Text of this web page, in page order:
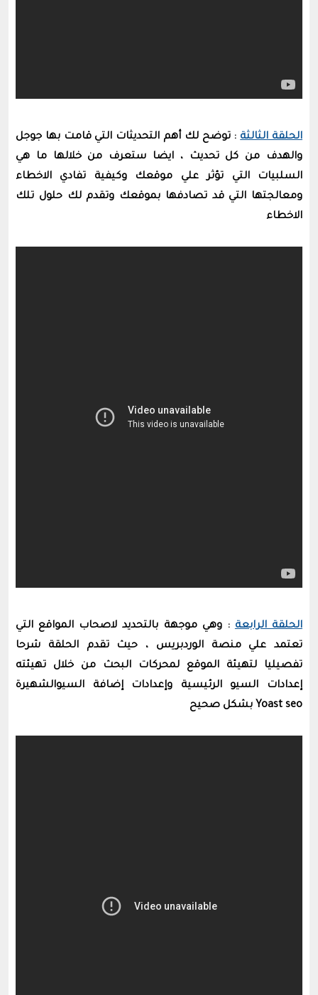
الحلقة الثالثة: توضح لك أهم التحديثات التي قامت بها جوجل
والهدف من كل تحديث ، ايضا ستعرف من خلالها ما هي
السلبيات التي تؤثر علي موقعك وكيفية تفادي الاخطاء
ومعالجتها التي قد تصادفها بموقعك وتقدم لك حلول تلك
الاخطاء
الحلقة الرابعة: وهي موجهة بالتحديد لاصحاب المواقع التي
تعتمد علي منصة الوردبريس ، حيث تقدم الحلقة شرحا
تفصيليا لتهيئة الموقع لمحركات البحث من خلال تهيئته
إعدادات السيو الرئيسية وإعدادات إضافة السيوالشهيرة
Yoast seo بشكل صحيح